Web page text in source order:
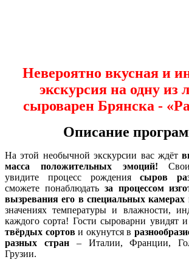
Невероятно вкусная и
экскурсия на одну из
сыроварен Брянска -
Описание
На этой необычной экскурсии вас ждёт
масса положительных эмоций!
увидите
процесс рождениясыров
сможете понаблюдать за процессом
вызревания его в специальных камерах
значениях температуры и влажности,
каждого сорта! Гости сыроварни увидят
твёрдых сортови окунутся в
разных стран– Италии, Франции,
Грузии.